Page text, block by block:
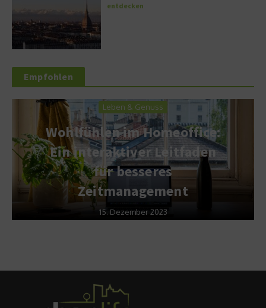
entdecken
Empfohlen
Leben & Genuss
Wohlfühlen im Homeoffice:
Ein interaktiver Leitfaden
für besseres
Zeitmanagement
15. Dezember 2023